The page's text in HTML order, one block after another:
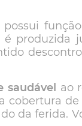
possui
produzida
saudável ao
cobertura
da ferida.